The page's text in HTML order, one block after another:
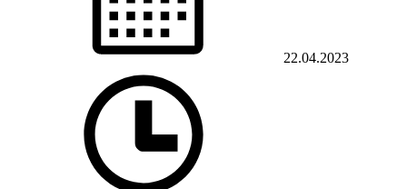
22.04.2023